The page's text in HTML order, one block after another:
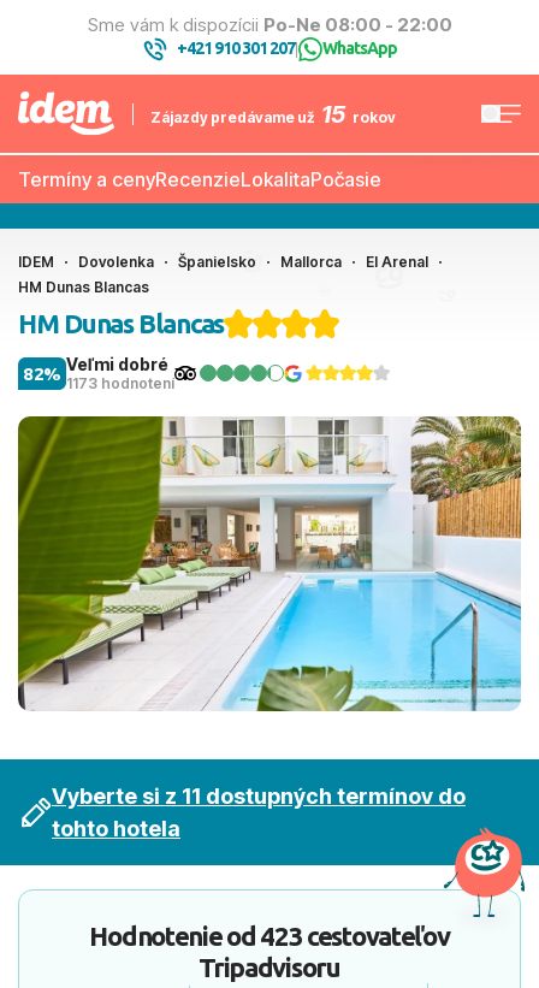
Sme vám k dispozícii Po-Ne 08:00 - 22:00
+421 910 301 207| WhatsApp
Zájazdy predávame už 15 rokov
Termíny a cenyRecenzieLokalitaPočasie
IDEM Dovolenka Španielsko Mallorca
El Arenal
HM Dunas Blancas
HM Dunas Blancas
Veľmi dobré
1173 hodnotení
82%
Vyberte si z 11 dostupných termínov do
tohto hotela
Hodnotenie od 423 cestovateľov
Tripadvisoru